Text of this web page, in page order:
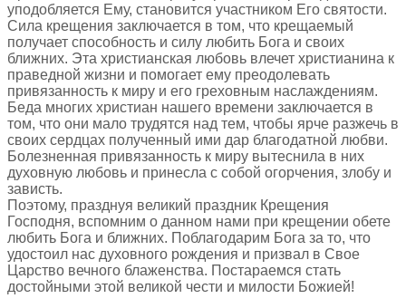
уподобляется Ему, становится участником Его святости.
Сила крещения заключается в том, что крещаемый
получает способность и силу любить Бога и своих
ближних. Эта христианская любовь влечет христианина к
праведной жизни и помогает ему преодолевать
привязанность к миру и его греховным наслаждениям.
Беда многих христиан нашего времени заключается в
том, что они мало трудятся над тем, чтобы ярче разжечь в
своих сердцах полученный ими дар благодатной любви.
Болезненная привязанность к миру вытеснила в них
духовную любовь и принесла с собой огорчения, злобу и
зависть.
Поэтому, празднуя великий праздник Крещения
Господня, вспомним о данном нами при крещении обете
любить Бога и ближних. Поблагодарим Бога за то, что
удостоил нас духовного рождения и призвал в Свое
Царство вечного блаженства. Постараемся стать
достойными этой великой чести и милости Божией!